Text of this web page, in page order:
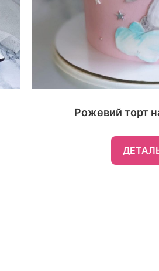
Рожевий торт